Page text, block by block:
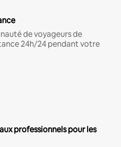
de voyageurs de
24h/24 pendant votre
professionnels pour les